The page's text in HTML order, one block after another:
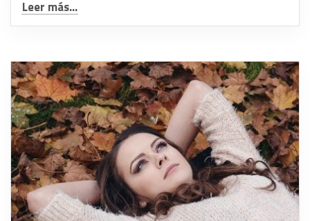
Leer más...